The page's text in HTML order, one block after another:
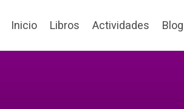
Inicio Libros Actividades Blog